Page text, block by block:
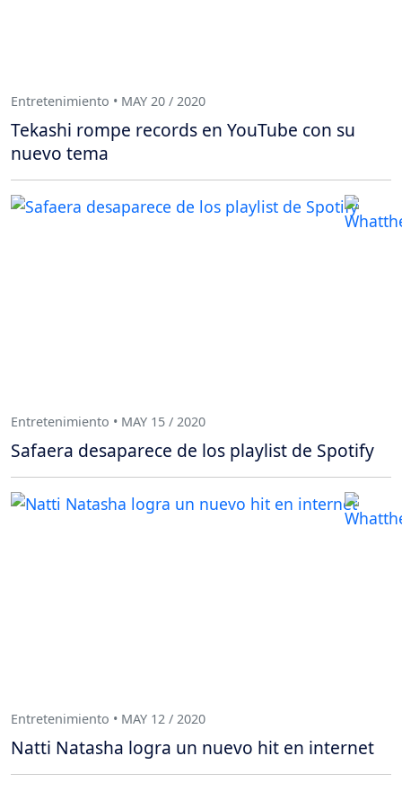
Entretenimiento • MAY 20 / 2020
Tekashi rompe records en YouTube con su
nuevo tema
Entretenimiento • MAY 15 / 2020
Safaera desaparece de los playlist de Spotify
Entretenimiento • MAY 12 / 2020
Natti Natasha logra un nuevo hit en internet